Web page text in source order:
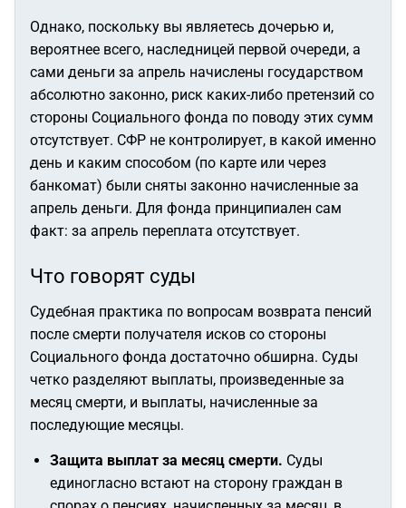
Однако, поскольку вы являетесь дочерью и,
вероятнее всего, наследницей первой очереди, а
сами деньги за апрель начислены государством
абсолютно законно, риск каких-либо претензий со
стороны Социального фонда по поводу этих сумм
отсутствует. СФР не контролирует, в какой именно
день и каким способом (по карте или через
банкомат) были сняты законно начисленные за
апрель деньги. Для фонда принципиален сам
факт: за апрель переплата отсутствует.
Что говорят суды
Судебная практика по вопросам возврата пенсий
после смерти получателя исков со стороны
Социального фонда достаточно обширна. Суды
четко разделяют выплаты, произведенные за
месяц смерти, и выплаты, начисленные за
последующие месяцы.
Защита выплат за месяц смерти. Суды
единогласно встают на сторону граждан в